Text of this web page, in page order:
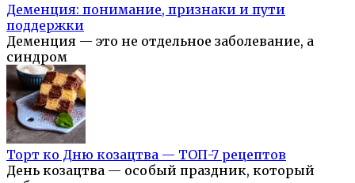
Деменция: понимание, признаки и пути
поддержки
Деменция — это не отдельное заболевание, а
синдром
Торт ко Дню козацтва — ТОП-7 рецептов
День козацтва — особый праздник, который